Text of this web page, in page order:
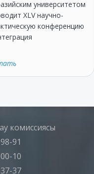
университетом
XLV научно-
конференцию
комиссиясы
91
10
37